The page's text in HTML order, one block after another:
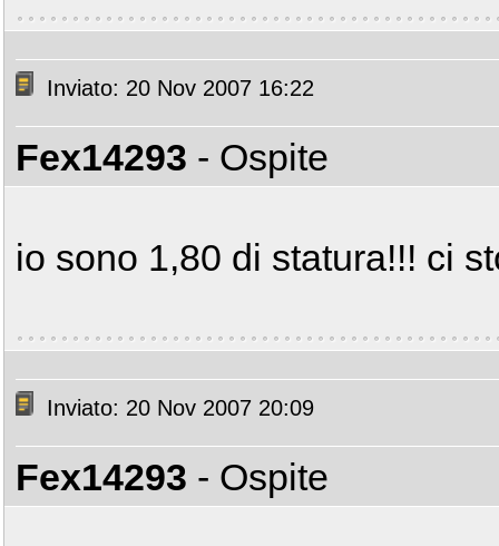
Inviato: 20 Nov 2007 16:22
Fex14293 - Ospite
io sono 1,80 di statura!!! ci
Inviato: 20 Nov 2007 20:09
Fex14293 - Ospite